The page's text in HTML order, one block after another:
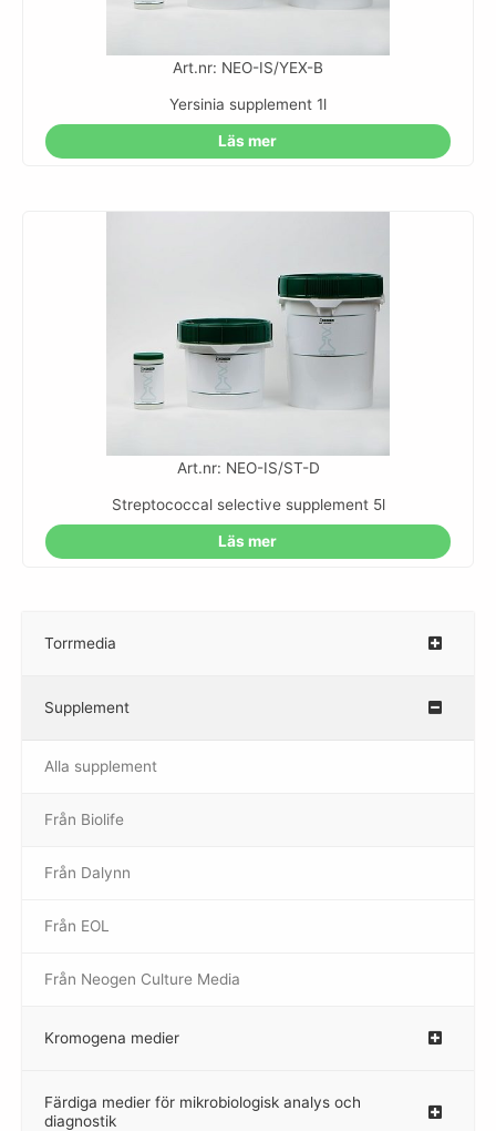
Art.nr: NEO-IS/YEX-B
Yersinia supplement 1l
Läs mer
Art.nr: NEO-IS/ST-D
Streptococcal selective supplement 5l
Läs mer
Torrmedia
–
Supplement
–
Alla supplement
Från Biolife
–
Från Dalynn
–
Från EOL
–
Från Neogen Culture Media
–
Kromogena medier
–
Färdiga medier för mikrobiologisk analys och
diagnostik